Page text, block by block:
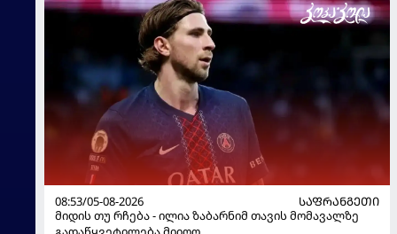
08:53/05-08-2026
ᲡᲐᲤᲠᲐᲜᲒᲔᲗᲘ
მიდის თუ რჩება - ილია ზაბარნიმ თავის მომავალზე